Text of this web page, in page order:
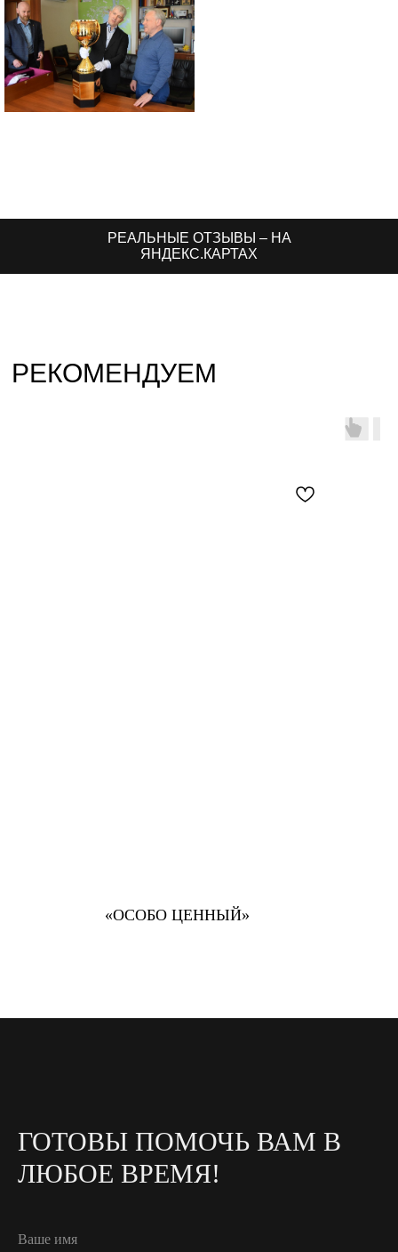
РЕАЛЬНЫЕ ОТЗЫВЫ – НА
ЯНДЕКС.КАРТАХ
РЕКОМЕНДУЕМ
«ОСОБО ЦЕННЫЙ»
ГОТОВЫ ПОМОЧЬ ВАМ В
ЛЮБОЕ ВРЕМЯ!